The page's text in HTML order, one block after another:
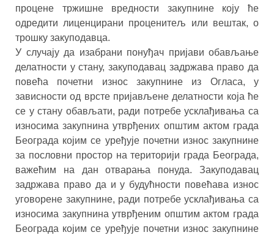
процене тржишне вредности закупнине коју ће
одредити лиценцирани проценитељ или вештак, о
трошку закуподавца.
У случају да изабрани понуђач пријави обављање
делатности у стану, закуподавац задржава право да
повећа почетни износ закупнине из Огласа, у
зависности од врсте пријављене делатности која ће
се у стану обављати, ради потребе усклађивања са
износима закупнина утврђених општим актом града
Београда којим се уређује почетни износ закупнине
за пословни простор на територији града Београда,
важећим на дан отварања понуда. Закуподавац
задржава право да и у будућности повећава износ
уговорене закупнине, ради потребе усклађивања са
износима закупнина утврђеним општим актом града
Београда којим се уређује почетни износ закупнине